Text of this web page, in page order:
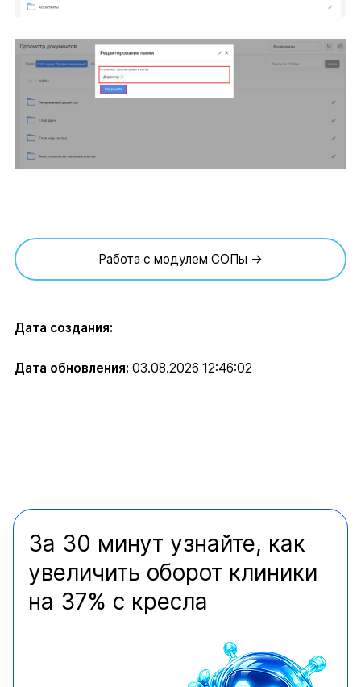
Работа с модулем СОПы →
Дата создания:
Дата обновления: 03.08.2026 12:46:02
За 30 минут узнайте, как
увеличить оборот клиники
на 37% с кресла